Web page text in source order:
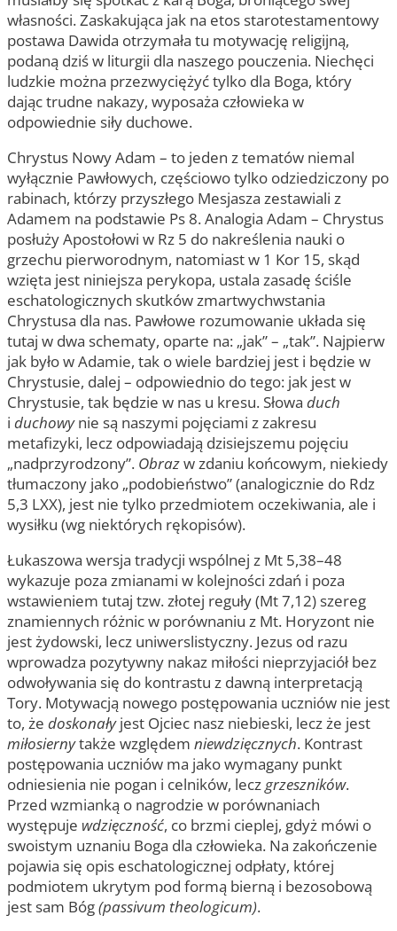
własności. Zaskakująca jak na etos starotestamentowy
postawa Dawida otrzymała tu motywację religijną,
podaną dziś w liturgii dla naszego pouczenia. Niechęci
ludzkie można przezwyciężyć tylko dla Boga, który
dając trudne nakazy, wyposaża człowieka w
odpowiednie siły duchowe.
Chrystus Nowy Adam – to jeden z tematów niemal
wyłącznie Pawłowych, częściowo tylko odziedziczony po
rabinach, którzy przyszłego Mesjasza zestawiali z
Adamem na podstawie Ps 8. Analogia Adam – Chrystus
posłuży Apostołowi w Rz 5 do nakreślenia nauki o
grzechu pierworodnym, natomiast w 1 Kor 15, skąd
wzięta jest niniejsza perykopa, ustala zasadę ściśle
eschatologicznych skutków zmartwychwstania
Chrystusa dla nas. Pawłowe rozumowanie układa się
tutaj w dwa schematy, oparte na: „jak” – „tak”. Najpierw
jak było w Adamie, tak o wiele bardziej jest i będzie w
Chrystusie, dalej – odpowiednio do tego: jak jest w
Chrystusie, tak będzie w nas u kresu. Słowa duch
i duchowynie są naszymi pojęciami z zakresu
metafizyki, lecz odpowiadają dzisiejszemu pojęciu
„nadprzyrodzony”. Obrazw zdaniu końcowym, niekiedy
tłumaczony jako „podobieństwo” (analogicznie do Rdz
5,3 LXX), jest nie tylko przedmiotem oczekiwania, ale i
wysiłku (wg niektórych rękopisów).
Łukaszowa wersja tradycji wspólnej z Mt 5,38–48
wykazuje poza zmianami w kolejności zdań i poza
wstawieniem tutaj tzw. złotej reguły (Mt 7,12) szereg
znamiennych różnic w porównaniu z Mt. Horyzont nie
jest żydowski, lecz uniwerslistyczny. Jezus od razu
wprowadza pozytywny nakaz miłości nieprzyjaciół bez
odwoływania się do kontrastu z dawną interpretacją
Tory. Motywacją nowego postępowania uczniów nie jest
to, że doskonałyjest Ojciec nasz niebieski, lecz że jest
miłosiernytakże względem niewdzięcznych. Kontrast
postępowania uczniów ma jako wymagany punkt
odniesienia nie pogan i celników, leczgrzeszników.
Przed wzmianką o nagrodzie w porównaniach
występuje wdzięczność, co brzmi cieplej, gdyż mówi o
swoistym uznaniu Boga dla człowieka. Na zakończenie
pojawia się opis eschatologicznej odpłaty, której
podmiotem ukrytym pod formą bierną i bezosobową
jest sam Bóg(passivum theologicum).